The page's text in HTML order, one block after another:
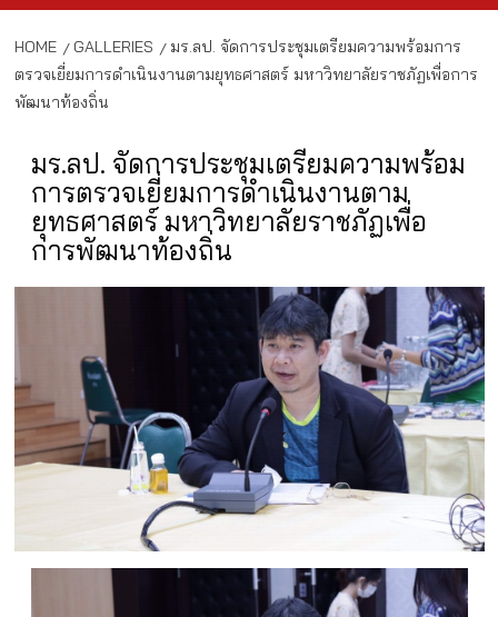
HOME GALLERIES
มร.ลป. จัดการประชุมเตรียมความพร้อมการ
ตรวจเยี่ยมการดำเนินงานตามยุทธศาสตร์ มหาวิทยาลัยราชภัฏเพื่อการ
พัฒนาท้องถิ่น
มร.ลป. จัดการประชุมเตรียมความพร้อม
การตรวจเยี่ยมการดำเนินงานตาม
ยุทธศาสตร์ มหาวิทยาลัยราชภัฏเพื่อ
การพัฒนาท้องถิ่น